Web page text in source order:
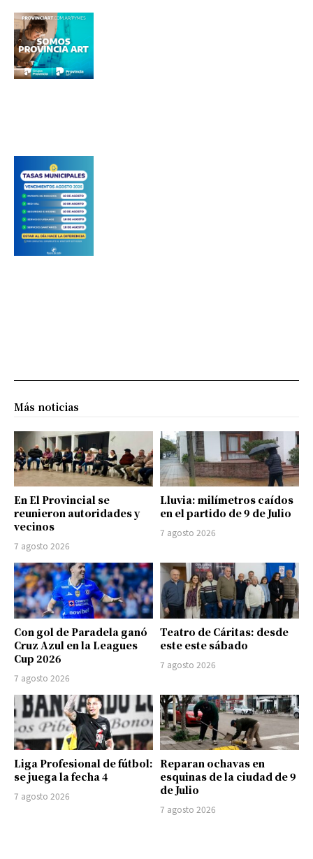
Más noticias
En El Provincial se
reunieron autoridades y
vecinos
7 agosto 2026
Lluvia: milímetros caídos
en el partido de 9 de Julio
7 agosto 2026
Con gol de Paradela ganó
Cruz Azul en la Leagues
Cup 2026
7 agosto 2026
Teatro de Cáritas: desde
este este sábado
7 agosto 2026
Liga Profesional de fútbol:
se juega la fecha 4
7 agosto 2026
Reparan ochavas en
esquinas de la ciudad de 9
de Julio
7 agosto 2026